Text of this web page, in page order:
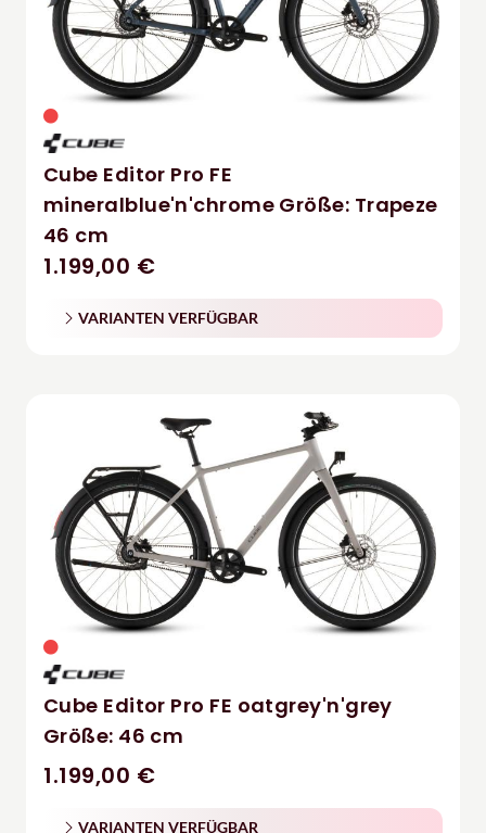
Cube Editor Pro FE
mineralblue'n'chrome Größe: Trapeze
46 cm
1.199,00 €
VARIANTEN VERFÜGBAR
Cube Editor Pro FE oatgrey'n'grey
Größe: 46 cm
1.199,00 €
VARIANTEN VERFÜGBAR